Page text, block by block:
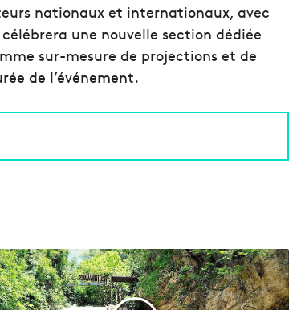
nationaux et internationaux, avec
une nouvelle section dédiée
sur-mesure de projections et de
de l’événement.